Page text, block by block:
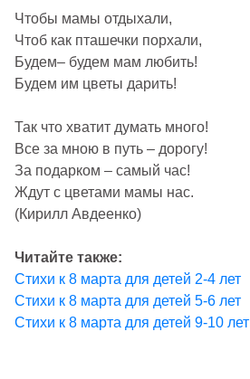
Чтобы мамы отдыхали,
Чтоб как пташечки порхали,
Будем– будем мам любить!
Будем им цветы дарить!
Так что хватит думать много!
Все за мною в путь – дорогу!
За подарком – самый час!
Ждут с цветами мамы нас.
(Кирилл Авдеенко)
Читайте также:
Стихи к 8 марта для детей 2-4 лет
Стихи к 8 марта для детей 5-6 лет
Стихи к 8 марта для детей 9-10 лет